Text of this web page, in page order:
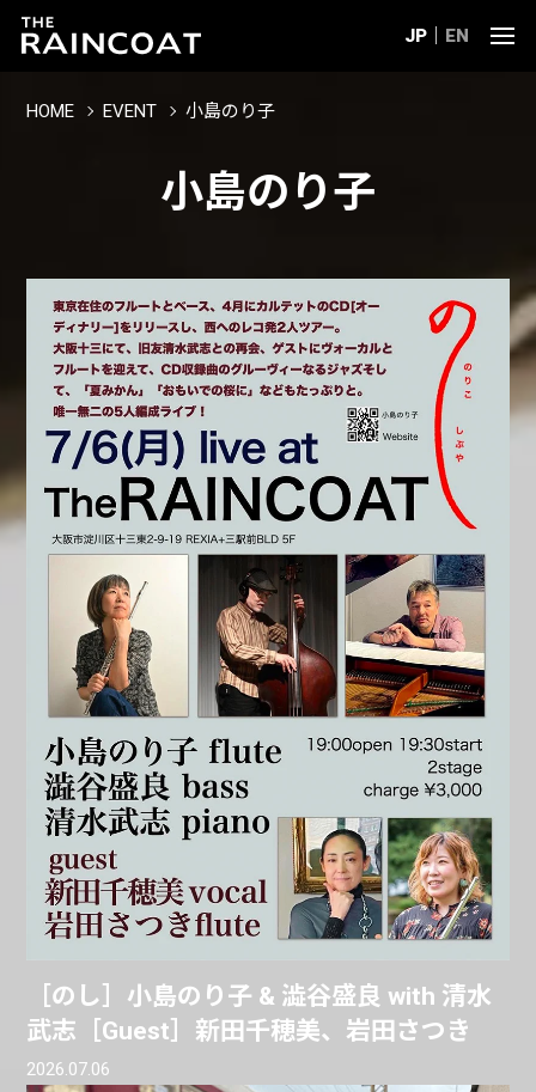
JP EN
HOME EVENT 小島のり子
小島のり子
［のし］小島のり子 & 澁谷盛良 with 清水
武志［Guest］新田千穂美、岩田さつき
2026.07.06